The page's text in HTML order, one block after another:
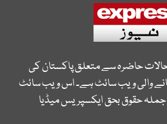
حالات حاضرہ سے متعلق پاکستان کی
والی ویب سائٹ ہے۔ اس ویب سائٹ
جملہ حقوق بحق ایکسپریس میڈیا